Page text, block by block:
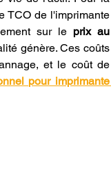
TCO de l'imprimante
sur le prix au
génère. Ces coûts
et le coût de
pour imprimante